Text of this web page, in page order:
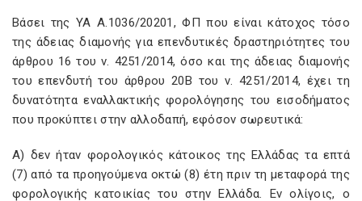
Βάσει της ΥΑ Α.1036/20201, ΦΠ που είναι κάτοχος τόσο
της άδειας διαμονής για επενδυτικές δραστηριότητες του
άρθρου 16 του ν. 4251/2014, όσο και της άδειας διαμονής
του επενδυτή του άρθρου 20B του ν. 4251/2014, έχει τη
δυνατότητα εναλλακτικής φορολόγησης του εισοδήματος
που προκύπτει στην αλλοδαπή, εφόσον σωρευτικά:
Α) δεν ήταν φορολογικός κάτοικος της Ελλάδας τα επτά
(7) από τα προηγούμενα οκτώ (8) έτη πριν τη μεταφορά της
φορολογικής κατοικίας του στην Ελλάδα. Εν ολίγοις, ο